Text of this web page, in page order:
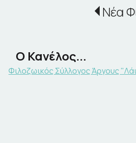
Νέα
Ο Κανέλος...
Φιλοζωικός Σύλλογος Άργους